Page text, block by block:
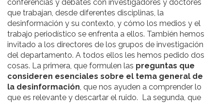
conferencias y debates con investigadores y doctores
que trabajan, desde diferentes disciplinas, la
desinformación y su contexto, y cómo los medios y el
trabajo periodístico se enfrenta a ellos. También hemos
invitado a los directores de los grupos de investigación
del departamento. A todos ellos les hemos pedido dos
cosas. La primera, que formulen las preguntas que
consideren esenciales sobre el tema general de
la desinformación, que nos ayuden a comprender lo
que es relevante y descartar el ruido. La segunda, que